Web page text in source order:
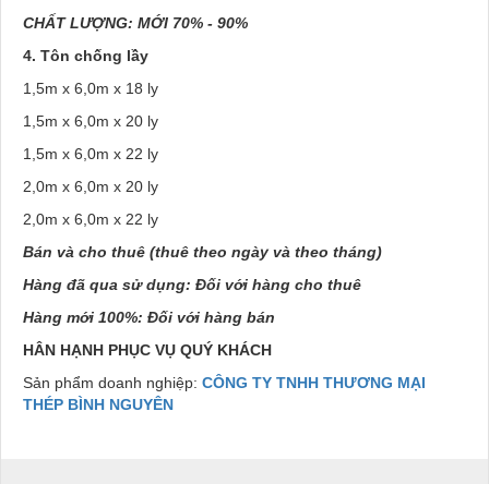
CHẤT LƯỢNG: MỚI 70% - 90%
4. Tôn chống lầy
1,5m x 6,0m x 18 ly
1,5m x 6,0m x 20 ly
1,5m x 6,0m x 22 ly
2,0m x 6,0m x 20 ly
2,0m x 6,0m x 22 ly
Bán và cho thuê (thuê theo ngày và theo tháng)
Hàng đã qua sử dụng: Đối với hàng cho thuê
Hàng mới 100%: Đối với hàng bán
HÂN HẠNH PHỤC VỤ QUÝ KHÁCH
Sản phẩm doanh nghiệp: CÔNG TY TNHH THƯƠNG MẠI
THÉP BÌNH NGUYÊN